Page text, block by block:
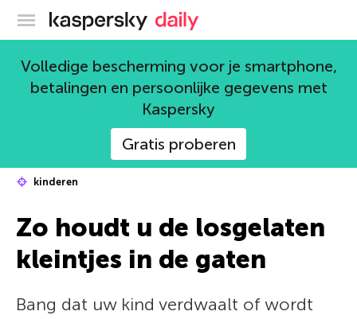
Kaspersky official blog
Volledige bescherming voor je smartphone,
betalingen en persoonlijke gegevens met
Kaspersky
Gratis proberen
kinderen
Zo houdt u de losgelaten
kleintjes in de gaten
Bang dat uw kind verdwaalt of wordt